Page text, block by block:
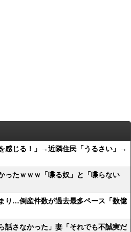
感じる！」→近隣住民「うるさい」→
ったｗｗｗ「喋る奴」と「喋らない
り…倒産件数が過去最多ペース「数億
話さなかった」妻「それでも不誠実だ